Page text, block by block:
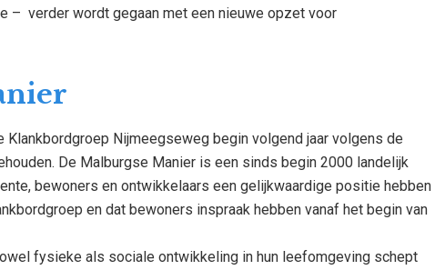
– verder wordt gegaan met een nieuwe opzet voor
Klankbordgroep Nijmeegseweg begin volgend jaar volgens de
De Malburgse Manier is een sinds begin 2000 landelijk
bewoners en ontwikkelaars een gelijkwaardige positie hebben
en dat bewoners inspraak hebben vanaf het begin van
fysieke als sociale ontwikkeling in hun leefomgeving schept